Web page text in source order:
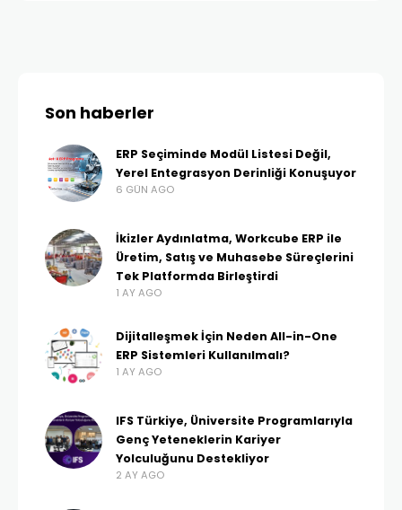
Son haberler
ERP Seçiminde Modül Listesi Değil,
Yerel Entegrasyon Derinliği Konuşuyor
6 GÜN AGO
İkizler Aydınlatma, Workcube ERP ile
Üretim, Satış ve Muhasebe Süreçlerini
Tek Platformda Birleştirdi
1 AY AGO
Dijitalleşmek İçin Neden All-in-One
ERP Sistemleri Kullanılmalı?
1 AY AGO
IFS Türkiye, Üniversite Programlarıyla
Genç Yeteneklerin Kariyer
Yolculuğunu Destekliyor
2 AY AGO